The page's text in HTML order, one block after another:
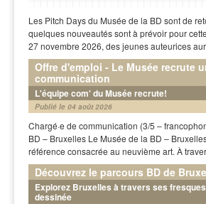
Les Pitch Days du Musée de la BD sont de
quelques nouveautés sont à prévoir pour
27 novembre 2026, des jeunes auteurices
Offre d'emploi - Le Musée recrute
communication
L'équipe com' du Musée recrute!
Publié le 04 août 2026
Chargé·e de communication (3/5 –
BD – Bruxelles Le Musée de la BD –
référence consacrée au neuvième art. À
Découvrez le parcours BD de
Explorez Bruxelles à travers ses
dessinée